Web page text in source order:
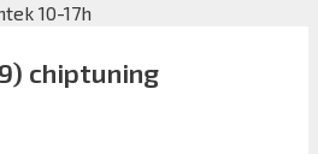
10-17h
chiptuning